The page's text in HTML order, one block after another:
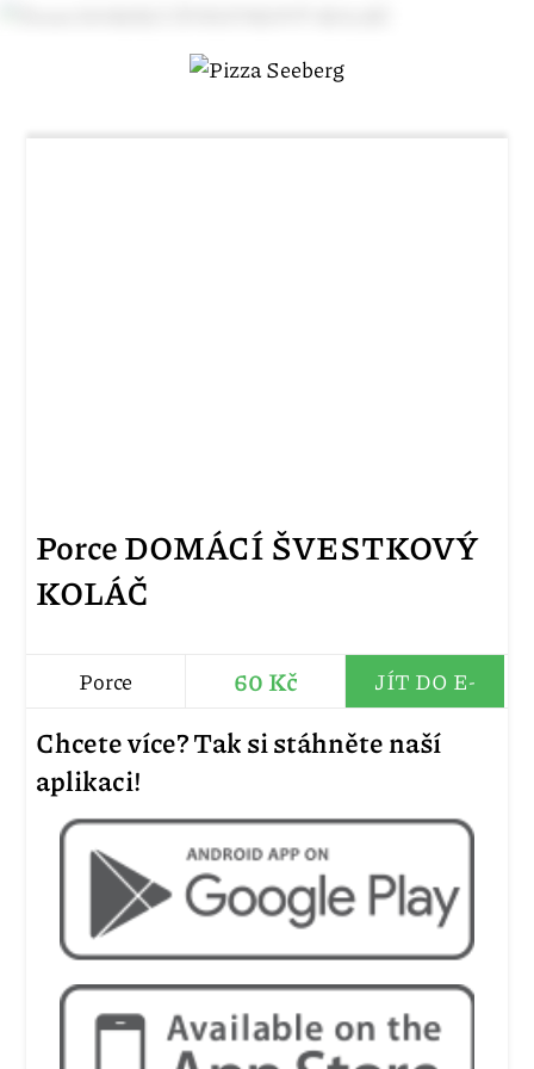
Porce DOMÁCÍ ŠVESTKOVÝ
KOLÁČ
Porce 60 Kč
JÍT DO E-
SHOPU
Chcete více? Tak si stáhněte naší
aplikaci!